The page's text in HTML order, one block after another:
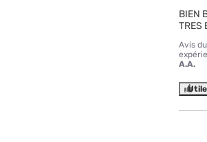
BIEN
TRES
Avis du
A.A.
Utile